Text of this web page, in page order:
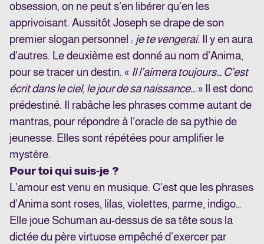
obsession, on ne peut s’en libérer qu’en les
apprivoisant. Aussitôt Joseph se drape de son
premier slogan personnel : je te vengerai. Il y en aura
d’autres. Le deuxième est donné au nom d’Anima,
pour se tracer un destin. « Il l’aimera toujours… C’est
écrit dans le ciel, le jour de sa naissance… » Il est donc
prédestiné. Il rabâche les phrases comme autant de
mantras, pour répondre à l’oracle de sa pythie de
jeunesse. Elles sont répétées pour amplifier le
mystère.
Pour toi qui suis-je ?
L’amour est venu en musique. C’est que les phrases
d’Anima sont roses, lilas, violettes, parme, indigo…
Elle joue Schuman au-dessus de sa tête sous la
dictée du père virtuose empêché d’exercer par